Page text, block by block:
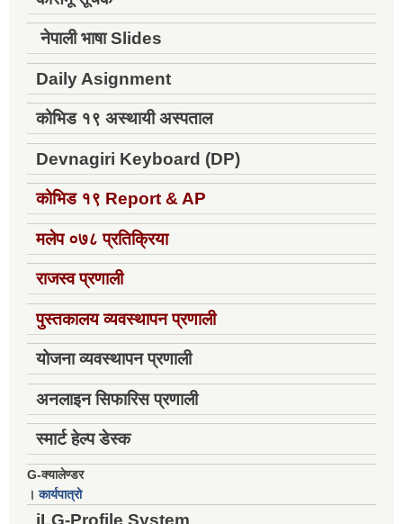
नेपाली भाषा Slides
Daily Asignment
कोभिड १९ अस्थायी अस्पताल
Devnagiri Keyboard (DP)
कोभिड १९ Report & AP
मलेप ०७८ प्रतिक्रिया
राजस्व प्रणाली
पुस्तकालय व्यवस्थापन प्रणाली
योजना व्यवस्थापन प्रणाली
अनलाइन सिफारिस प्रणाली
स्मार्ट हेल्प डेस्क
G-क्यालेण्डर
।कार्यपात्रो
iLG-Profile System